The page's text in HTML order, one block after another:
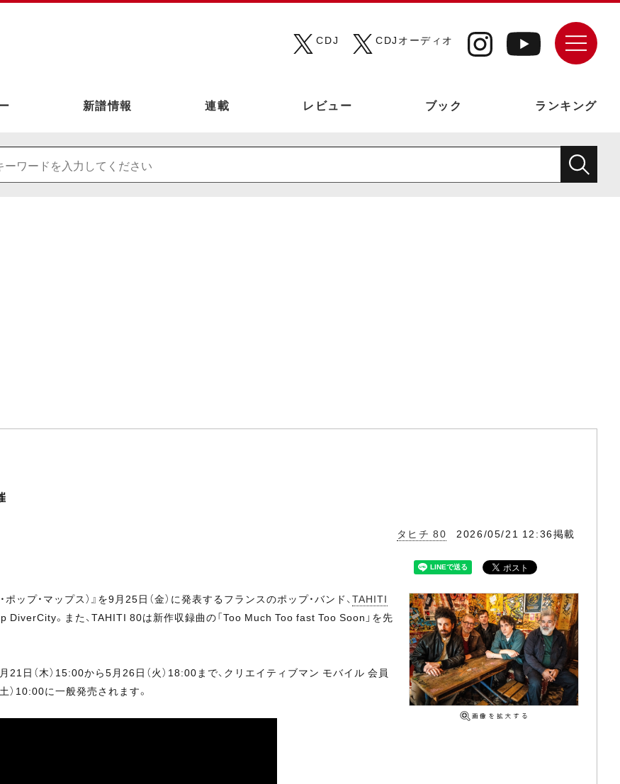
CDJ
CDJオーディオ
新譜情報 連載 レビュー ブック ランキング
タヒチ 80 2026/05/21 12:36掲載
ップ・マップス）』を9月25日（金）に発表するフランスのポップ・バンド、TAHITI
DiverCity。また、TAHITI 80は新作収録曲の「Too Much Too fast Too Soon」を先
日（木）15:00から5月26日（火）18:00まで、クリエイティブマン モバイル 会員
）10:00に一般発売されます。